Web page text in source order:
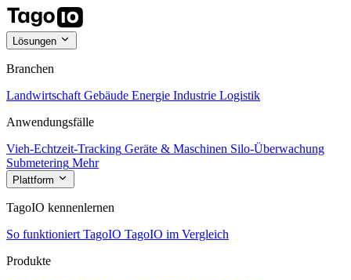
Lösungen
Branchen
Landwirtschaft Gebäude Energie Industrie Logistik
Anwendungsfälle
Vieh-Echtzeit-Tracking Geräte & Maschinen Silo-Überwachung
Submetering Mehr
Plattform
TagoIO kennenlernen
So funktioniert TagoIO TagoIO im Vergleich
Produkte